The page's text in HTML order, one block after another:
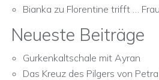
Bianka zu Florentine trifft …
Neueste Beiträge
Gurkenkaltschale mit Ayran
Das Kreuz des Pilgers von